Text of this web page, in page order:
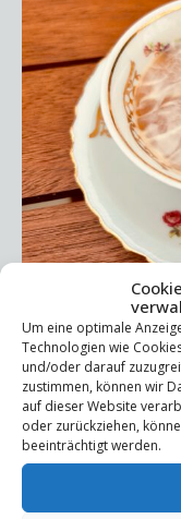
Um eine optimale
Technologien wie
und/oder darauf
zustimmen, können wir
auf dieser Website
oder zurückziehen,
beeinträchtigt werden.
Nachmachen
vergessen wir oft,
ganz bewusst zu
lädt uns dazu ein,
genießen. Hier
selbst zu
Vorbereitung 2.